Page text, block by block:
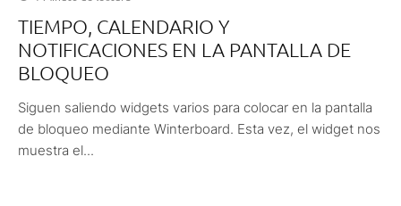
TIEMPO, CALENDARIO Y
NOTIFICACIONES EN LA PANTALLA DE
BLOQUEO
Siguen saliendo widgets varios para colocar en la pantalla
de bloqueo mediante Winterboard. Esta vez, el widget nos
muestra el...